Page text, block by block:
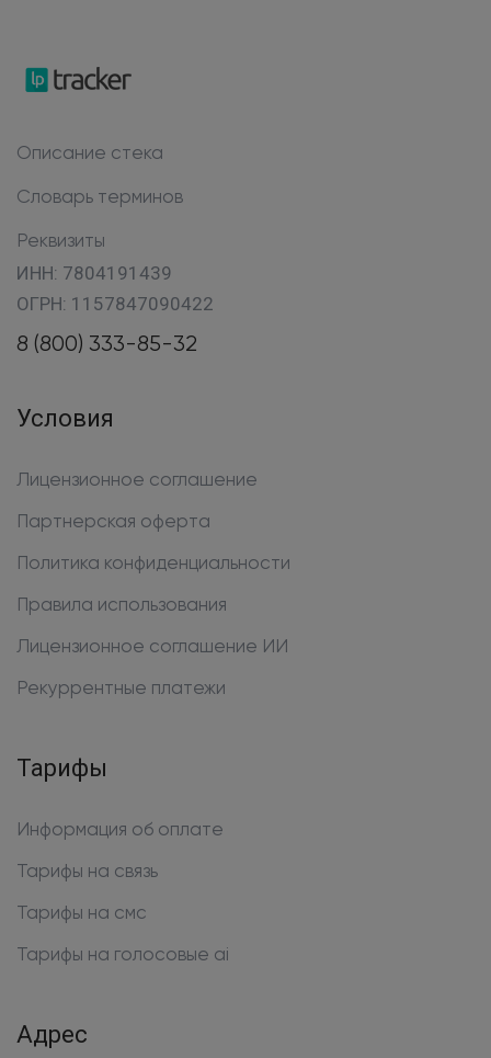
Описание стека
Словарь терминов
Реквизиты
ИНН: 7804191439
ОГРН: 1157847090422
8 (800) 333-85-32
Условия
Лицензионное соглашение
Партнерская оферта
Политика конфиденциальности
Правила использования
Лицензионное соглашение ИИ
Рекуррентные платежи
Тарифы
Информация об оплате
Тарифы на связь
Тарифы на смс
Тарифы на голосовые ai
Адрес